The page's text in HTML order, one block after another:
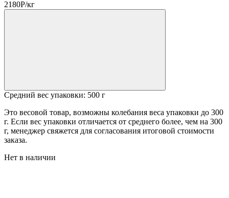
2180Р/кг
Средний вес упаковки: 500 г
Это весовой товар, возможны колебания веса упаковки до 300
г. Если вес упаковки отличается от среднего более, чем на 300
г, менеджер свяжется для согласования итоговой стоимости
заказа.
Нет в наличии